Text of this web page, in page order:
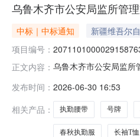
乌鲁木齐市公安局监所管
中标｜中标通知
新疆维吾尔
项目编号：
正文内容： 乌鲁木齐市公安局监
划文号:采购计划金额
发布时间： 2026-06-30 16:53
相关产品：
执勤腰带 号牌
春秋执勤服 长袖T恤